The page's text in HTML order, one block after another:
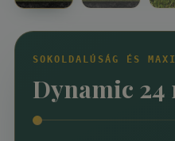
SOKOLDALÚSÁG ÉS
Dynamic 24